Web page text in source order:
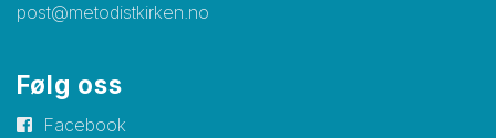
post@metodistkirken.no
Følg oss
Facebook